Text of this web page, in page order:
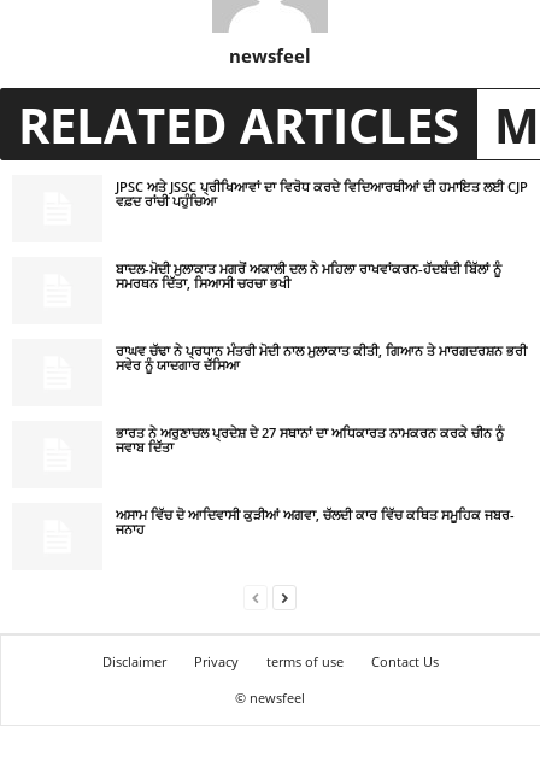
newsfeel
RELATED ARTICLES
JPSC ਅਤੇ JSSC ਪ੍ਰੀਖਿਆਵਾਂ ਦਾ ਵਿਰੋਧ ਕਰਦੇ ਵਿਦਿਆਰਥੀਆਂ ਦੀ ਹਮਾਇਤ ਲਈ CJP
ਵਫ਼ਦ ਰਾਂਚੀ ਪਹੁੰਚਿਆ
ਬਾਦਲ-ਮੋਦੀ ਮੁਲਾਕਾਤ ਮਗਰੋਂ ਅਕਾਲੀ ਦਲ ਨੇ ਮਹਿਲਾ ਰਾਖਵਾਂਕਰਨ-ਹੱਦਬੰਦੀ ਬਿੱਲਾਂ ਨੂੰ
ਸਮਰਥਨ ਦਿੱਤਾ, ਸਿਆਸੀ ਚਰਚਾ ਭਖੀ
ਰਾਘਵ ਚੱਢਾ ਨੇ ਪ੍ਰਧਾਨ ਮੰਤਰੀ ਮੋਦੀ ਨਾਲ ਮੁਲਾਕਾਤ ਕੀਤੀ, ਗਿਆਨ ਤੇ ਮਾਰਗਦਰਸ਼ਨ ਭਰੀ
ਸਵੇਰ ਨੂੰ ਯਾਦਗਾਰ ਦੱਸਿਆ
ਭਾਰਤ ਨੇ ਅਰੁਣਾਚਲ ਪ੍ਰਦੇਸ਼ ਦੇ 27 ਸਥਾਨਾਂ ਦਾ ਅਧਿਕਾਰਤ ਨਾਮਕਰਨ ਕਰਕੇ ਚੀਨ ਨੂੰ
ਜਵਾਬ ਦਿੱਤਾ
ਅਸਾਮ ਵਿੱਚ ਦੋ ਆਦਿਵਾਸੀ ਕੁੜੀਆਂ ਅਗਵਾ, ਚੱਲਦੀ ਕਾਰ ਵਿੱਚ ਕਥਿਤ ਸਮੂਹਿਕ ਜਬਰ-
ਜਨਾਹ
Disclaimer Privacy terms of use
Contact Us
© newsfeel